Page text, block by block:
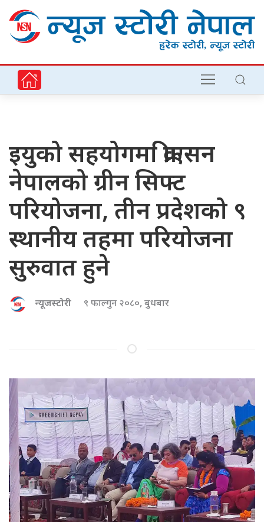
इयुको सहयोगमा क्रीएसन
नेपालको ग्रीन सिफ्ट
परियोजना, तीन प्रदेशको ९
स्थानीय तहमा परियोजना
सुरुवात हुने
न्यूजस्टोरी ९ फाल्गुन २०८०, बुधबार